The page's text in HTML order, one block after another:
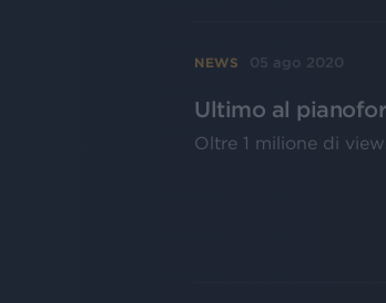
NEWS 05 ago 2020
Ultimo al
Oltre 1 milione di